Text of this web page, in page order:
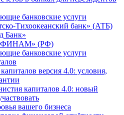
банковские услуги
Тихоокеанский банк» (АТБ)
Банк»
ФИНАМ» (РФ)
банковские услуги
версия 4.0: условия,
капиталов 4.0: новый
вашего бизнеса